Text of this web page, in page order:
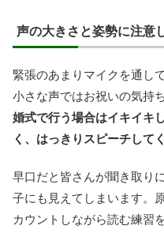
声の大きさと姿勢に注意
緊張のあまりマイクを通し
小さな声ではお祝いの気持
婚式で行う場合はイキイキ
く、はっきりスピーチして
早口だと皆さんが聞き取り
子にも見えてしまいます。
カウントしながら読む練習